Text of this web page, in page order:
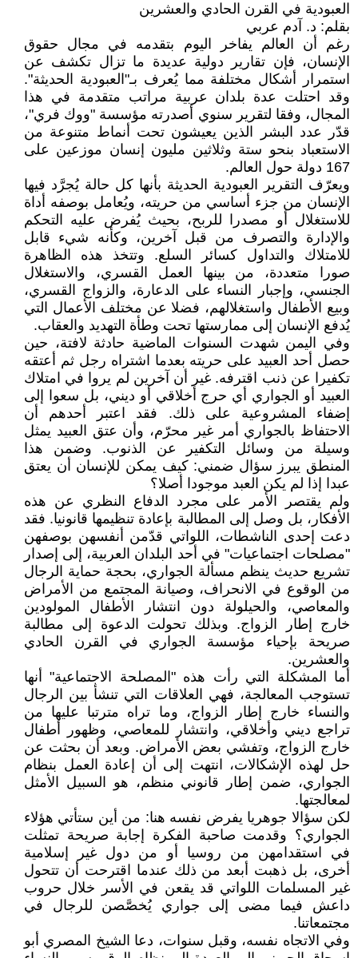
العبودية في القرن الحادي والعشرين
بقلم: د. آدم عربي
رغم أن العالم يفاخر اليوم بتقدمه في مجال حقوق
الإنسان، فإن تقارير دولية عديدة ما تزال تكشف عن
استمرار أشكال مختلفة مما يُعرف بـ"العبودية الحديثة".
وقد احتلت عدة بلدان عربية مراتب متقدمة في هذا
المجال، وفقا لتقرير سنوي أصدرته مؤسسة "ووك فري"،
قدّر عدد البشر الذين يعيشون تحت أنماط متنوعة من
الاستعباد بنحو ستة وثلاثين مليون إنسان موزعين على
167 دولة حول العالم.
ويعرّف التقرير العبودية الحديثة بأنها كل حالة يُجرَّد فيها
الإنسان من جزء أساسي من حريته، ويُعامل بوصفه أداة
للاستغلال أو مصدرا للربح، بحيث يُفرض عليه التحكم
والإدارة والتصرف من قبل آخرين، وكأنه شيء قابل
للامتلاك والتداول كسائر السلع. وتتخذ هذه الظاهرة
صورا متعددة، من بينها العمل القسري، والاستغلال
الجنسي، وإجبار النساء على الدعارة، والزواج القسري،
وبيع الأطفال واستغلالهم، فضلا عن مختلف الأعمال التي
يُدفع الإنسان إلى ممارستها تحت وطأة التهديد والعقاب.
وفي اليمن شهدت السنوات الماضية حادثة لافتة، حين
حصل أحد العبيد على حريته بعدما اشتراه رجل ثم أعتقه
تكفيرا عن ذنب اقترفه. غير أن آخرين لم يروا في امتلاك
العبيد أو الجواري أي حرج أخلاقي أو ديني، بل سعوا إلى
إضفاء المشروعية على ذلك. فقد اعتبر أحدهم أن
الاحتفاظ بالجواري أمر غير محرّم، وأن عتق العبيد يمثل
وسيلة من وسائل التكفير عن الذنوب. وضمن هذا
المنطق يبرز سؤال ضمني: كيف يمكن للإنسان أن يعتق
عبدا إذا لم يكن العبد موجودا أصلا؟
ولم يقتصر الأمر على مجرد الدفاع النظري عن هذه
الأفكار، بل وصل إلى المطالبة بإعادة تنظيمها قانونيا. فقد
دعت إحدى الناشطات، اللواتي قدّمن أنفسهن بوصفهن
"مصلحات اجتماعيات" في أحد البلدان العربية، إلى إصدار
تشريع حديث ينظم مسألة الجواري، بحجة حماية الرجال
من الوقوع في الانحراف، وصيانة المجتمع من الأمراض
والمعاصي، والحيلولة دون انتشار الأطفال المولودين
خارج إطار الزواج. وبذلك تحولت الدعوة إلى مطالبة
صريحة بإحياء مؤسسة الجواري في القرن الحادي
والعشرين.
أما المشكلة التي رأت هذه "المصلحة الاجتماعية" أنها
تستوجب المعالجة، فهي العلاقات التي تنشأ بين الرجال
والنساء خارج إطار الزواج، وما تراه مترتبا عليها من
تراجع ديني وأخلاقي، وانتشار للمعاصي، وظهور أطفال
خارج الزواج، وتفشي بعض الأمراض. وبعد أن بحثت عن
حل لهذه الإشكالات، انتهت إلى أن إعادة العمل بنظام
الجواري، ضمن إطار قانوني منظم، هو السبيل الأمثل
لمعالجتها.
لكن سؤالا جوهريا يفرض نفسه هنا: من أين ستأتي هؤلاء
الجواري؟ وقدمت صاحبة الفكرة إجابة صريحة تمثلت
في استقدامهن من روسيا أو من دول غير إسلامية
أخرى، بل ذهبت أبعد من ذلك عندما اقترحت أن تتحول
غير المسلمات اللواتي قد يقعن في الأسر خلال حروب
داعش فيما مضى إلى جواري يُخصَّصن للرجال في
مجتمعاتنا.
وفي الاتجاه نفسه، وقبل سنوات، دعا الشيخ المصري أبو